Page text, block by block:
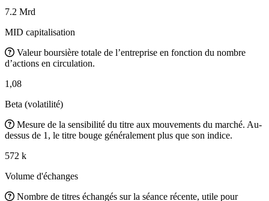
7.2 Mrd
MID capitalisation
Valeur boursière totale de l’entreprise en fonction du nombre
d’actions en circulation.
1,08
Beta (volatilité)
Mesure de la sensibilité du titre aux mouvements du marché. Au-
dessus de 1, le titre bouge généralement plus que son indice.
572 k
Volume d'échanges
Nombre de titres échangés sur la séance récente, utile pour